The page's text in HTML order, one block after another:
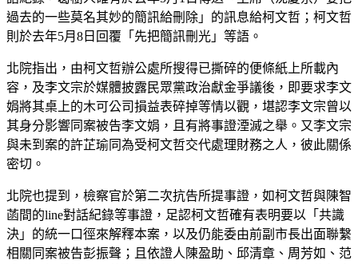
過去的一些莫名其妙的簡訊給刪除」的訊息給柯文哲；柯文哲
則於去年5月8日回覆「先把簡訊刪光」等語。
北院指出，由柯文哲辦公處所搜得已撕碎的便條紙上所載內
容，及李文宗於媒體披露民眾黨政治獻金爭議後，即要求李文
娟將其桌上的木可公司損益表碎掉等情以觀，堪認李文宗曾以
其身分影響同案被告李文娟，且有將事證湮滅之舉。又李文宗
與未到案的許芷瑜同為受柯文哲交代處理財務之人，彼此關係
密切。
北院也提到，檢察官於第二次抗告所提事證，如柯文哲與陳智
菡間的line對話紀錄等事證，足認柯文哲確有表明要以「共識
決」的統一口徑來解釋本案，以及仍能委由前副市長出面聯繫
相關同案被告彭振聲；且依證人陳盈助、邱清章、周芳如、范